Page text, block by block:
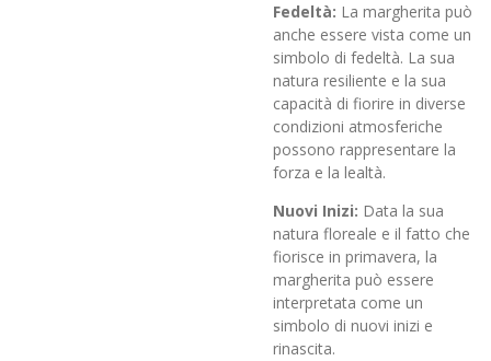
Fedeltà: La margherita può
anche essere vista come un
simbolo di fedeltà. La sua
natura resiliente e la sua
capacità di fiorire in diverse
condizioni atmosferiche
possono rappresentare la
forza e la lealtà.
Nuovi Inizi: Data la sua
natura floreale e il fatto che
fiorisce in primavera, la
margherita può essere
interpretata come un
simbolo di nuovi inizi e
rinascita.